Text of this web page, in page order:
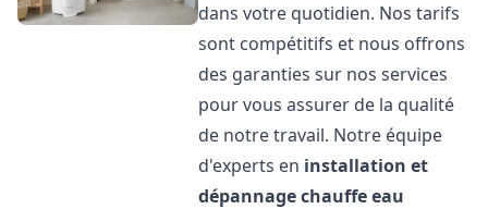
dans votre quotidien. Nos tarifs
sont compétitifs et nous offrons
des garanties sur nos services
pour vous assurer de la qualité
de notre travail. Notre équipe
d'experts en installation et
dépannage chauffe eau